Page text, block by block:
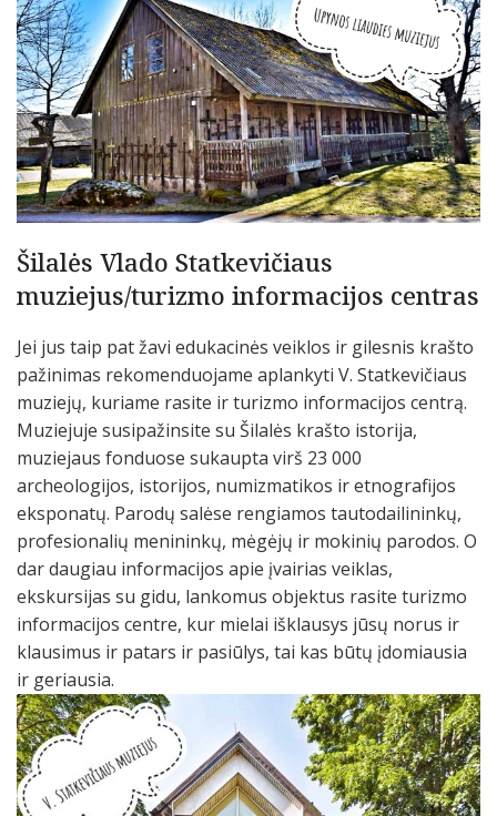
Šilalės Vlado Statkevičiaus
muziejus/turizmo informacijos centras
Jei jus taip pat žavi edukacinės veiklos ir gilesnis krašto
pažinimas rekomenduojame aplankyti V. Statkevičiaus
muziejų, kuriame rasite ir turizmo informacijos centrą.
Muziejuje susipažinsite su Šilalės krašto istorija,
muziejaus fonduose sukaupta virš 23 000
archeologijos, istorijos, numizmatikos ir etnografijos
eksponatų. Parodų salėse rengiamos tautodailininkų,
profesionalių menininkų, mėgėjų ir mokinių parodos. O
dar daugiau informacijos apie įvairias veiklas,
ekskursijas su gidu, lankomus objektus rasite turizmo
informacijos centre, kur mielai išklausys jūsų norus ir
klausimus ir patars ir pasiūlys, tai kas būtų įdomiausia
ir geriausia.